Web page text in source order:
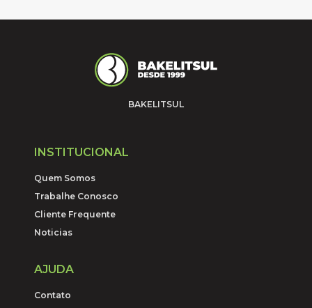
BAKELITSUL
INSTITUCIONAL
Quem Somos
Trabalhe Conosco
Cliente Frequente
Noticias
AJUDA
Contato